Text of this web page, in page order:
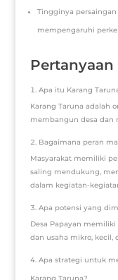
Tingginya
mempengaruhi
Apa itu Karang
Karang Taruna adalah
membangun desa dan
Bagaimana peran
Masyarakat memiliki
saling mendukung,
dalam kegiatan-
Apa potensi yang
Desa Papayan
dan usaha mikro, kecil,
Apa strategi untuk
Karang Taruna?